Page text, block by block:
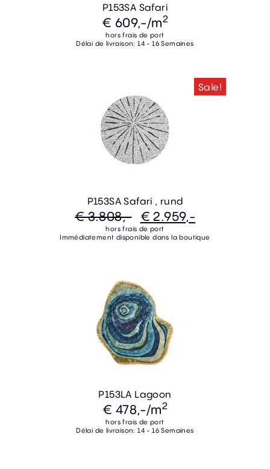
P153SA Safari
€ 609,-/m2
hors frais de port
Délai de livraison: 14 - 16 Semaines
Sale!
P153SA Safari , rund
€ 3.808,- € 2.959,-
hors frais de port
Immédiatement disponible dans la boutique
P153LA Lagoon
€ 478,-/m2
hors frais de port
Délai de livraison: 14 - 16 Semaines